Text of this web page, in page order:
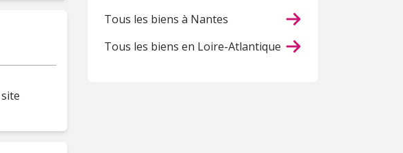
Tous les biens à Nantes
Tous les biens en Loire-Atlantique